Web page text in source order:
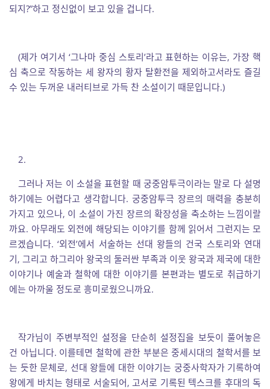
되지?”하고 정신없이 보고 있을 겁니다.
(제가 여기서 ‘그나마 중심 스토리’라고 표현하는 이유는, 가장 핵
심 축으로 작동하는 세 왕자의 황자 탈환전을 제외하고서라도 즐길
수 있는 두꺼운 내러티브로 가득 찬 소설이기 때문입니다.)
2.
그러나 저는 이 소설을 표현할 때 궁중암투극이라는 말로 다 설명
하기에는 어렵다고 생각합니다. 궁중암투극 장르의 매력을 충분히
가지고 있으나, 이 소설이 가진 장르의 확장성을 축소하는 느낌이랄
까요. 아무래도 외전에 해당되는 이야기를 함께 읽어서 그런지는 모
르겠습니다. ‘외전’에서 서술하는 선대 왕들의 건국 스토리와 연대
기, 그리고 하그리아 왕국의 둘러싼 부족과 이웃 왕국과 제국에 대한
이야기나 예술과 철학에 대한 이야기를 본편과는 별도로 취급하기
에는 아까울 정도로 흥미로웠으니까요.
작가님이 주변부적인 설정을 단순히 설정집을 보듯이 풀어놓은
건 아닙니다. 이를테면 철학에 관한 부분은 중세시대의 철학서를 보
는 듯한 문체로, 선대 왕들에 대한 이야기는 궁중사학자가 기록하여
왕에게 바치는 형태로 서술되어, 고서로 기록된 텍스크를 후대의 독